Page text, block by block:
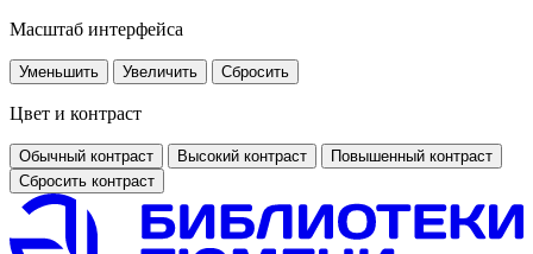
Масштаб интерфейса
Уменьшить Увеличить Сбросить
Цвет и контраст
Обычный контраст Высокий контраст
Повышенный контраст
Сбросить контраст